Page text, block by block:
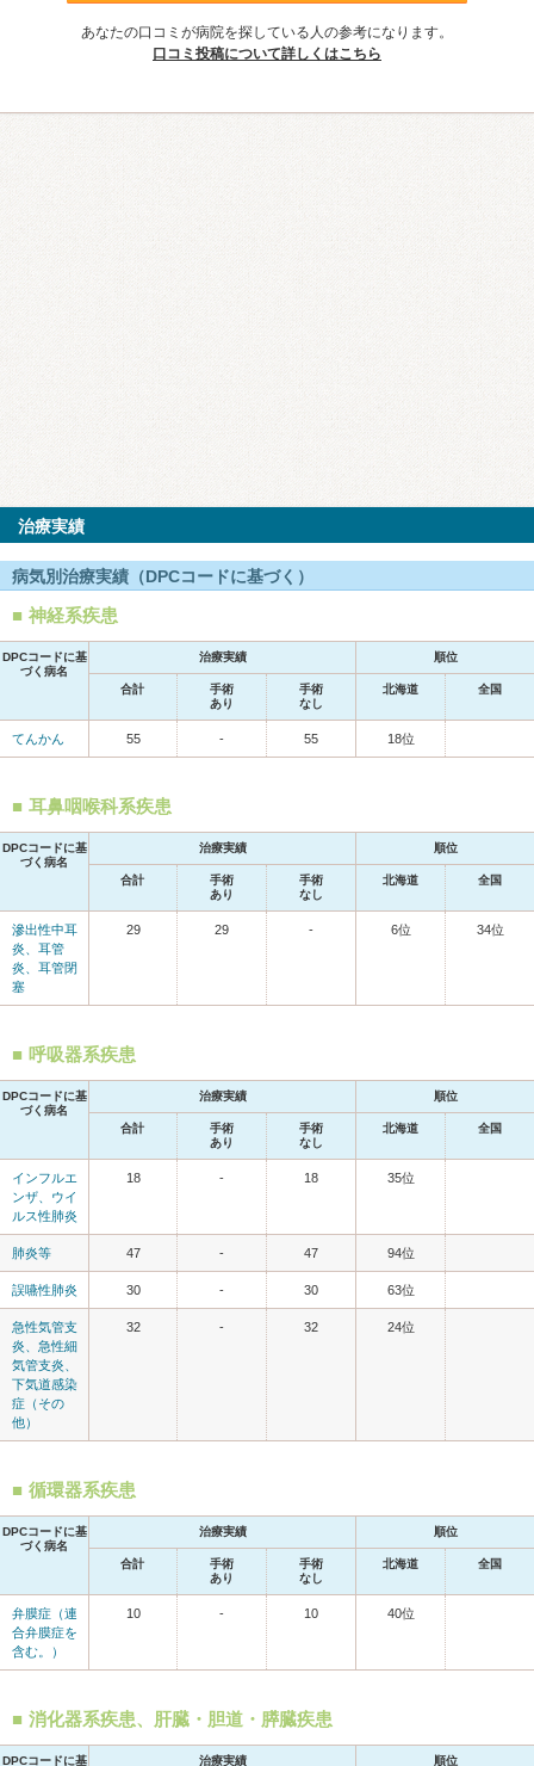
あなたの口コミが病院を探している人の参考になります。
口コミ投稿について詳しくはこちら
治療実績
病気別治療実績（DPCコードに基づく）
神経系疾患
DPCコードに基
づく病名
治療実績 順位
合計
手術
あり
手術
なし
北海道 全国
てんかん 55 - 55 18位
耳鼻咽喉科系疾患
DPCコードに基
づく病名
治療実績 順位
合計
手術
あり
手術
なし
北海道 全国
滲出性中耳
炎、耳管
炎、耳管閉
塞
29 29 - 6位 34位
呼吸器系疾患
DPCコードに基
づく病名
治療実績 順位
合計
手術
あり
手術
なし
北海道 全国
インフルエ
ンザ、ウイ
ルス性肺炎
18 - 18 35位
肺炎等 47 - 47 94位
誤嚥性肺炎 30 - 30 63位
急性気管支
炎、急性細
気管支炎、
下気道感染
症（その
他）
32 - 32 24位
循環器系疾患
DPCコードに基
づく病名
治療実績 順位
合計
手術
あり
手術
なし
北海道 全国
弁膜症（連
合弁膜症を
含む。）
10 - 10 40位
消化器系疾患、肝臓・胆道・膵臓疾患
DPCコードに基 治療実績 順位